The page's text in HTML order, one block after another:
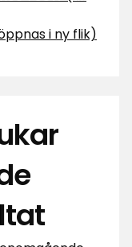
i ny flik)